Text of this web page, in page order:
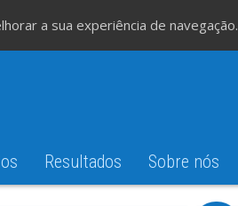
Resultados Sobre nós
a sua experiência de navegação.